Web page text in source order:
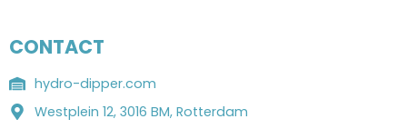
CONTACT
hydro-dipper.com
Westplein 12, 3016 BM, Rotterdam